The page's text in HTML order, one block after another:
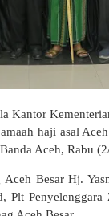
Kantor
haji asal
Aceh, Rabu
Besar Hj.
Plt